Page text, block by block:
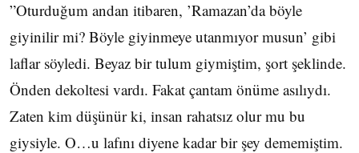
”Oturduğum andan itibaren, ’Ramazan’da böyle
giyinilir mi? Böyle giyinmeye utanmıyor musun’ gibi
laflar söyledi. Beyaz bir tulum giymiştim, şort şeklinde.
Önden dekoltesi vardı. Fakat çantam önüme asılıydı.
Zaten kim düşünür ki, insan rahatsız olur mu bu
giysiyle. O…u lafını diyene kadar bir şey dememiştim.